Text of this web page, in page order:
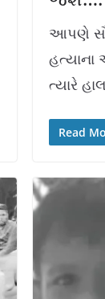
આપણે સૌ
હત્યાના
ત્યારે
Read